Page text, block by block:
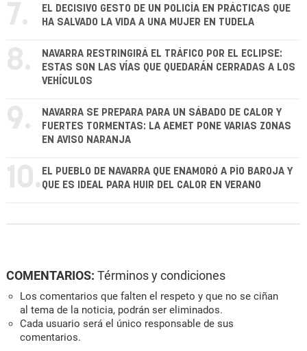
7.
EL DECISIVO GESTO DE UN POLICÍA EN PRÁCTICAS QUE
HA SALVADO LA VIDA A UNA MUJER EN TUDELA
8.
NAVARRA RESTRINGIRÁ EL TRÁFICO POR EL ECLIPSE:
ESTAS SON LAS VÍAS QUE QUEDARÁN CERRADAS A LOS
VEHÍCULOS
9.
NAVARRA SE PREPARA PARA UN SÁBADO DE CALOR Y
FUERTES TORMENTAS: LA AEMET PONE VARIAS ZONAS
EN AVISO NARANJA
10. EL PUEBLO DE NAVARRA QUE ENAMORÓ A PÍO BAROJA Y
QUE ES IDEAL PARA HUIR DEL CALOR EN VERANO
COMENTARIOS: Términos y condiciones
Los comentarios que falten el respeto y que no se ciñan
al tema de la noticia, podrán ser eliminados.
Cada usuario será el único responsable de sus
comentarios.